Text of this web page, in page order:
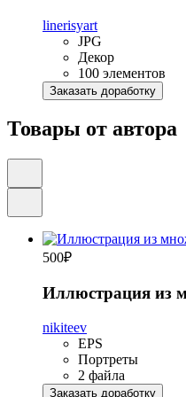
linerisyart
JPG
Декор
100 элементов
Заказать доработку
Товары от автора
500₽
Иллюстрация из
nikiteev
EPS
Портреты
2 файла
Заказать доработку